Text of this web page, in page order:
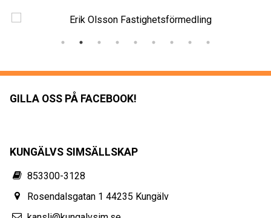
GILLA OSS PÅ FACEBOOK!
KUNGÄLVS SIMSÄLLSKAP
853300-3128
Rosendalsgatan 1 44235 Kungälv